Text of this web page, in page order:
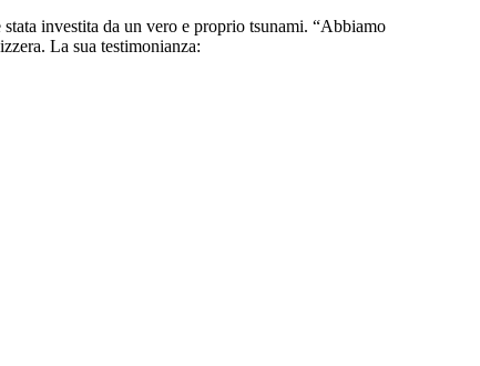
investita da un vero e proprio tsunami. “Abbiamo
La sua testimonianza: